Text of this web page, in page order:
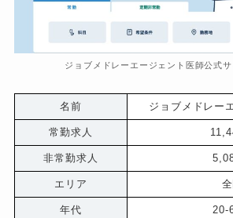
ジョブメドレーエージェント医師公式
名前 ジョブメドレー
常勤求人
非常勤求人
エリア
年代 20-